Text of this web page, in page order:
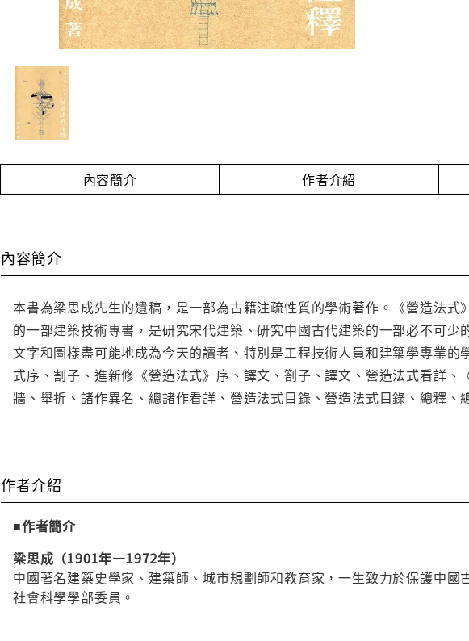
內容簡介 作者介紹
內容簡介
本書為梁思成先生的遺稿，是一部為古籍注疏性質的學術著作。《營造法
的一部建築技術專書，是研究宋代建築、研究中國古代建築的一部必不可
文字和圖樣盡可能地成為今天的讀者、特別是工程技術人員和建築學專業
式序、割子、進新修《營造法式》序、譯文、劄子、譯文、營造法式看詳
牆、舉折、諸作異名、總諸作看詳、營造法式目錄、營造法式目錄、總釋、
作者介紹
■作者簡介
梁思成（1901年—1972年）
中國著名建築史學家、建築師、城市規劃師和教育家，一生致力於保護中
社會科學學部委員。